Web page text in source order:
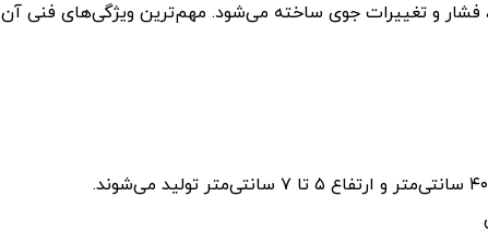
فشار و تغییرات جوی ساخته می‌شود. مهم‌ترین ویژگی‌های فنی آن
۴۰ سانتی‌متر و ارتفاع ۵ تا ۷ سانتی‌متر تولید می‌شوند.